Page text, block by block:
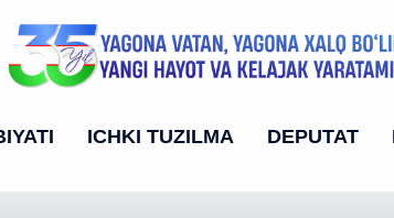
ICHKI TUZILMA DEPUTAT